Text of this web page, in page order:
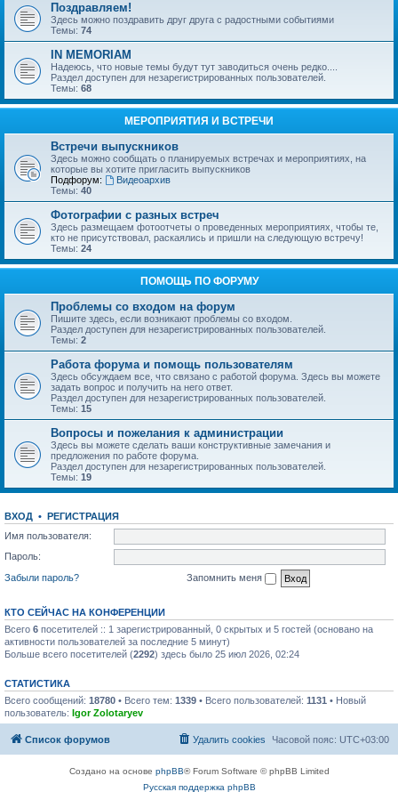
Поздравляем!
Здесь можно поздравить друг друга с радостными событиями
Темы: 74
IN MEMORIAM
Надеюсь, что новые темы будут тут заводиться очень редко....
Раздел доступен для незарегистрированных пользователей.
Темы: 68
МЕРОПРИЯТИЯ И ВСТРЕЧИ
Встречи выпускников
Здесь можно сообщать о планируемых встречах и мероприятиях, на
которые вы хотите пригласить выпускников
Подфорум:
Видеоархив
Темы: 40
Фотографии с разных встреч
Здесь размещаем фотоотчеты о проведенных мероприятиях, чтобы те,
кто не присутствовал, раскаялись и пришли на следующую встречу!
Темы: 24
ПОМОЩЬ ПО ФОРУМУ
Проблемы со входом на форум
Пишите здесь, если возникают проблемы со входом.
Раздел доступен для незарегистрированных пользователей.
Темы: 2
Работа форума и помощь пользователям
Здесь обсуждаем все, что связано с работой форума. Здесь вы можете
задать вопрос и получить на него ответ.
Раздел доступен для незарегистрированных пользователей.
Темы: 15
Вопросы и пожелания к администрации
Здесь вы можете сделать ваши конструктивные замечания и
предложения по работе форума.
Раздел доступен для незарегистрированных пользователей.
Темы: 19
ВХОД • РЕГИСТРАЦИЯ
Имя пользователя:
Пароль:
Забыли пароль?
Запомнить меня
КТО СЕЙЧАС НА КОНФЕРЕНЦИИ
Всего 6 посетителей :: 1 зарегистрированный, 0 скрытых и 5 гостей (основано на
активности пользователей за последние 5 минут)
Больше всего посетителей (2292) здесь было 25 июл 2026, 02:24
СТАТИСТИКА
Всего сообщений: 18780 • Всего тем: 1339 • Всего пользователей: 1131 • Новый
пользователь: Igor Zolotaryev
Список форумов Часовой пояс: UTC+03:00
Удалить cookies
Создано на основе phpBB® Forum Software © phpBB Limited
Русская поддержка phpBB